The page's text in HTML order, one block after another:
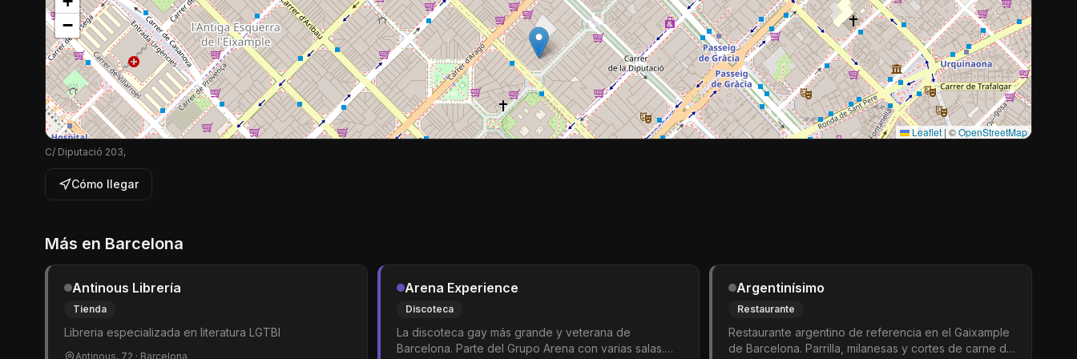
−
Leaflet | ©OpenStreetMap
C/ Diputació 203,
Cómo llegar
Más en Barcelona
Antinous Librería
Tienda
Libreria especializada en literatura LGTBI
Antinous, 72 · Barcelona
Arena Experience
Discoteca
La discoteca gay más grande y veterana de
Barcelona. Parte del Grupo Arena con varias salas.
Argentinísimo
Restaurante
Restaurante argentino de referencia en el Gaixample
de Barcelona. Parrilla, milanesas y cortes de carne de